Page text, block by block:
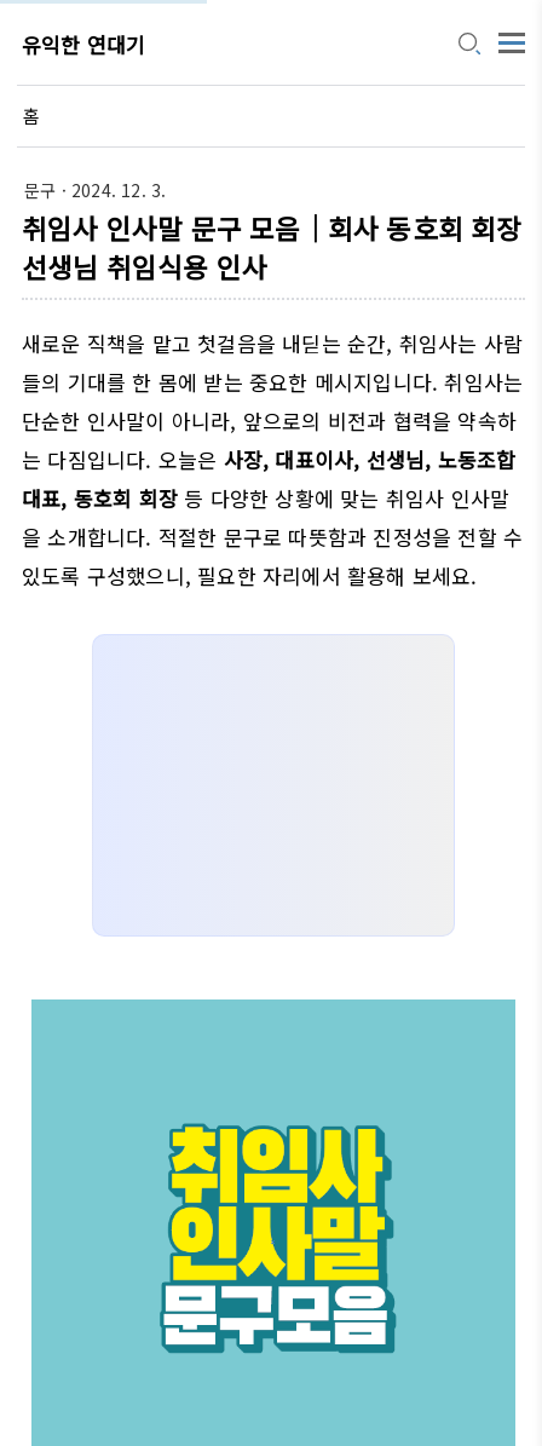
유익한 연대기
홈
문구 · 2024. 12. 3.
취임사 인사말 문구 모음｜회사 동호회 회장
선생님 취임식용 인사
새로운 직책을 맡고 첫걸음을 내딛는 순간, 취임사는 사람
들의 기대를 한 몸에 받는 중요한 메시지입니다. 취임사는
단순한 인사말이 아니라, 앞으로의 비전과 협력을 약속하
는 다짐입니다. 오늘은 사장, 대표이사, 선생님, 노동조합
대표, 동호회 회장 등 다양한 상황에 맞는 취임사 인사말
을 소개합니다. 적절한 문구로 따뜻함과 진정성을 전할 수
있도록 구성했으니, 필요한 자리에서 활용해 보세요.